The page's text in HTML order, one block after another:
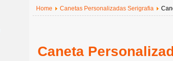
Home Canetas Personalizadas Serigrafia
Caneta